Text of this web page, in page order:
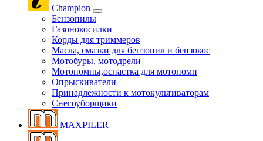
Champion
Бензопилы
Газонокосилки
Корды для триммеров
Масла, смазки для бензопил и бензокос
Мотобуры, мотодрели
Мотопомпы,оснастка для мотопомп
Опрыскиватели
Принадлежности к мотокультиваторам
Снегоуборщики
MAXPILER